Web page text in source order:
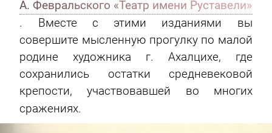
А. Февральского «Театр имени Руставели»
. Вместе с этими изданиями вы
совершите мысленную прогулку по малой
родине художника г. Ахалцихе, где
сохранились остатки средневековой
крепости, участвовавшей во многих
сражениях.